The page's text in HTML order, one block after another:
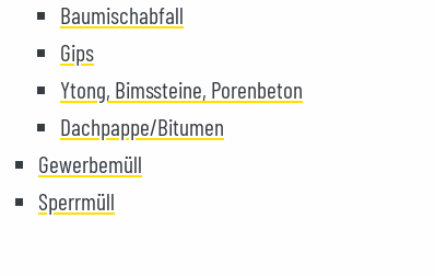
Baumischabfall
Gips
Ytong, Bimssteine, Porenbeton
Dachpappe/Bitumen
Gewerbemüll
Sperrmüll